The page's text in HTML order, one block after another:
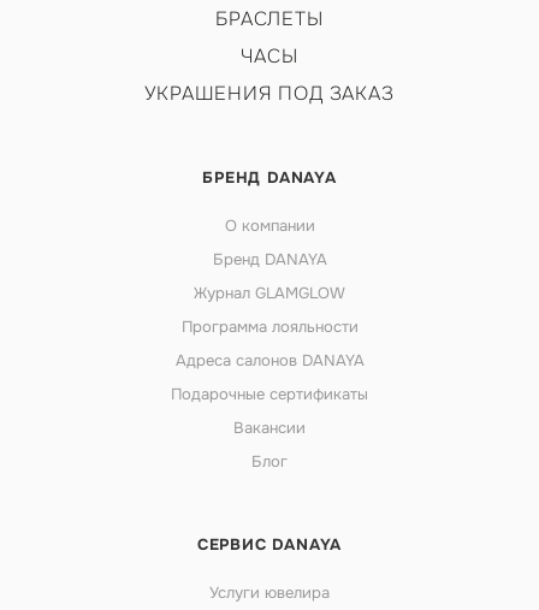
БРАСЛЕТЫ
ЧАСЫ
УКРАШЕНИЯ ПОД ЗАКАЗ
БРЕНД DANAYA
О компании
Бренд DANAYA
Журнал GLAMGLOW
Программа лояльности
Адреса салонов DANAYA
Подарочные сертификаты
Вакансии
Блог
СЕРВИС DANAYA
Услуги ювелира